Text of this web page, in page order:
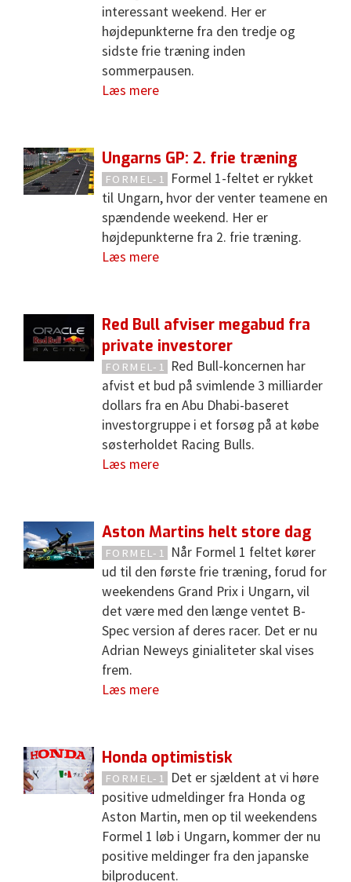
interessant weekend. Her er
højdepunkterne fra den tredje og
sidste frie træning inden
sommerpausen.
Læs mere
Ungarns GP: 2. frie træning
FORMEL-1
Formel 1-feltet er rykket
til Ungarn, hvor der venter teamene en
spændende weekend. Her er
højdepunkterne fra 2. frie træning.
Læs mere
Red Bull afviser megabud fra
private investorer
FORMEL-1
Red Bull-koncernen har
afvist et bud på svimlende 3 milliarder
dollars fra en Abu Dhabi-baseret
investorgruppe i et forsøg på at købe
søsterholdet Racing Bulls.
Læs mere
Aston Martins helt store dag
FORMEL-1
Når Formel 1 feltet kører
ud til den første frie træning, forud for
weekendens Grand Prix i Ungarn, vil
det være med den længe ventet B-
Spec version af deres racer. Det er nu
Adrian Neweys ginialiteter skal vises
frem.
Læs mere
Honda optimistisk
FORMEL-1
Det er sjældent at vi høre
positive udmeldinger fra Honda og
Aston Martin, men op til weekendens
Formel 1 løb i Ungarn, kommer der nu
positive meldinger fra den japanske
bilproducent.